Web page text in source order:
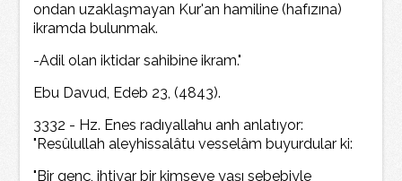
ondan uzaklaşmayan Kur'an hamiline (hafızına)
ikramda bulunmak.
-Adil olan iktidar sahibine ikram."
Ebu Davud, Edeb 23, (4843).
3332 - Hz. Enes radıyallahu anh anlatıyor:
"Resûlullah aleyhissalâtu vesselâm buyurdular ki:
"Bir genç, ihtiyar bir kimseye yaşı sebebiyle